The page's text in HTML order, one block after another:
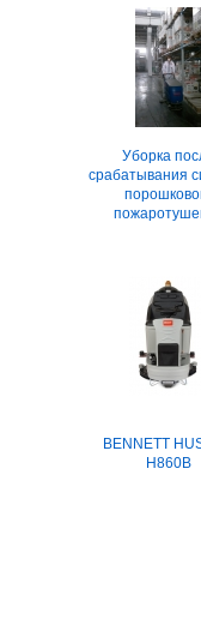
Уборка
срабатывания
BENNETT
H860B